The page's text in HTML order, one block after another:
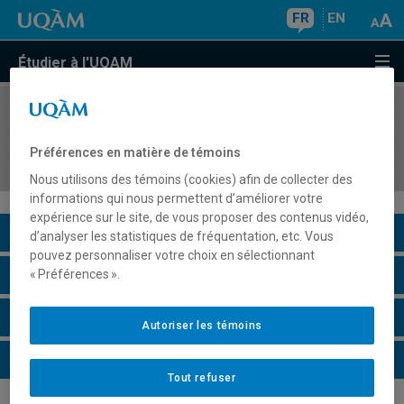
FR EN
Étudier à l'UQAM
COURS//
expérimentale
Description du cours
Horaire - Été 2026
Horaire - Automne 2026
Horaire - Hiver 2027
Préférences en matière de témoins
Nous utilisons des témoins (cookies) afin de collecter des
informations qui nous permettent d’améliorer votre
expérience sur le site, de vous proposer des contenus vidéo,
d’analyser les statistiques de fréquentation, etc. Vous
pouvez personnaliser votre choix en sélectionnant
« Préférences ».
Tout refuser
Autoriser les témoins